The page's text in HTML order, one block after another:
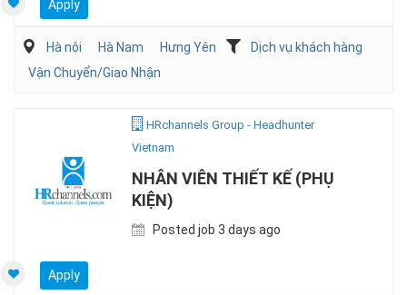
Apply
Hà nội Hà Nam Hưng Yên
Dịch vụ khách hàng
Vận Chuyển/Giao Nhận
HRchannels Group - Headhunter
Vietnam
NHÂN VIÊN THIẾT KẾ (PHỤ
KIỆN)
Posted job 3 days ago
Apply